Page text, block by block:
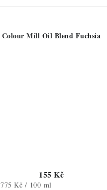
Colour Mill Oil Blend Fuchsia
155 Kč
Měrná
775 Kč / 100 ml